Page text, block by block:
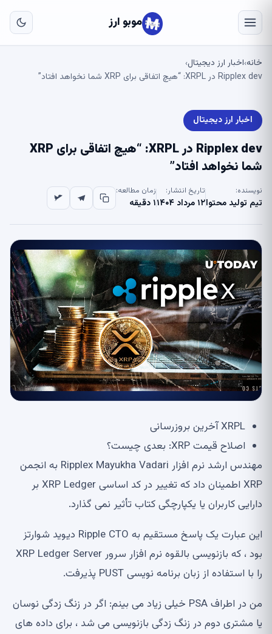
موبو ارز
خانه›اخبار ارز دیجیتال›
Ripplex dev در XRPL: “هیچ اتفاقی برای XRP شما نخواهد افتاد”
اخبار ارز دیجیتال
Ripplex dev در XRPL: “هیچ اتفاقی برای XRP
شما نخواهد افتاد”
نویسنده:
تیم تولید محتوا
تاریخ انتشار:
۱۲ مرداد ۱۴۰۴
زمان مطالعه:
۱ دقیقه
XRPL آخرین بروزرسانی
اصلاح قیمت XRP: بعدی چیست؟
مهندس ارشد نرم افزار Ripplex Mayukha Vadari به انجمن
XRP اطمینان داد که تغییر در کد اساسی XRP Ledger بر
دارایی کاربران یا یکپارچگی کتاب تأثیر نمی گذارد.
این عبارت یک پاسخ مستقیم به Ripple CTO دیوید شوارتز
بود ، که بازنویسی بالقوه نرم افزار سرور XRP Ledger Server
را با استفاده از زبان برنامه نویسی PUST پذیرفت.
من در اطراف PSA خیلی زیاد می بینم: اگر در زنگ زدگی نوسان
یا مشتری دوم در زنگ زدگی بازنویسی می شد ، برای داده های